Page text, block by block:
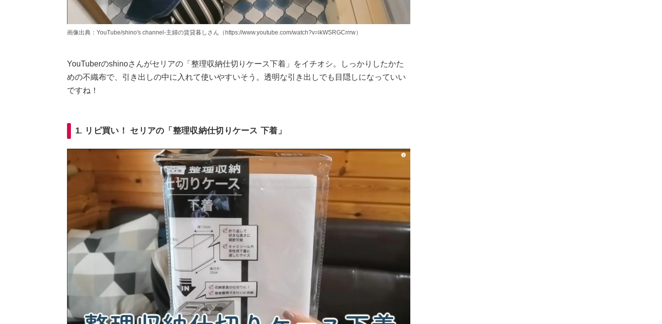
画像出典：YouTube/shino's channel-主婦の賃貸暮しさん（https://www.youtube.com/watch?v=ikWSRGCrrrw）
YouTuberのshinoさんがセリアの「整理収納仕切りケース下着」をイチオシ。しっかりしたかた
めの不織布で、引き出しの中に入れて使いやすいそう。透明な引き出しでも目隠しになっていい
ですね！
1. リピ買い！ セリアの「整理収納仕切りケース 下着」